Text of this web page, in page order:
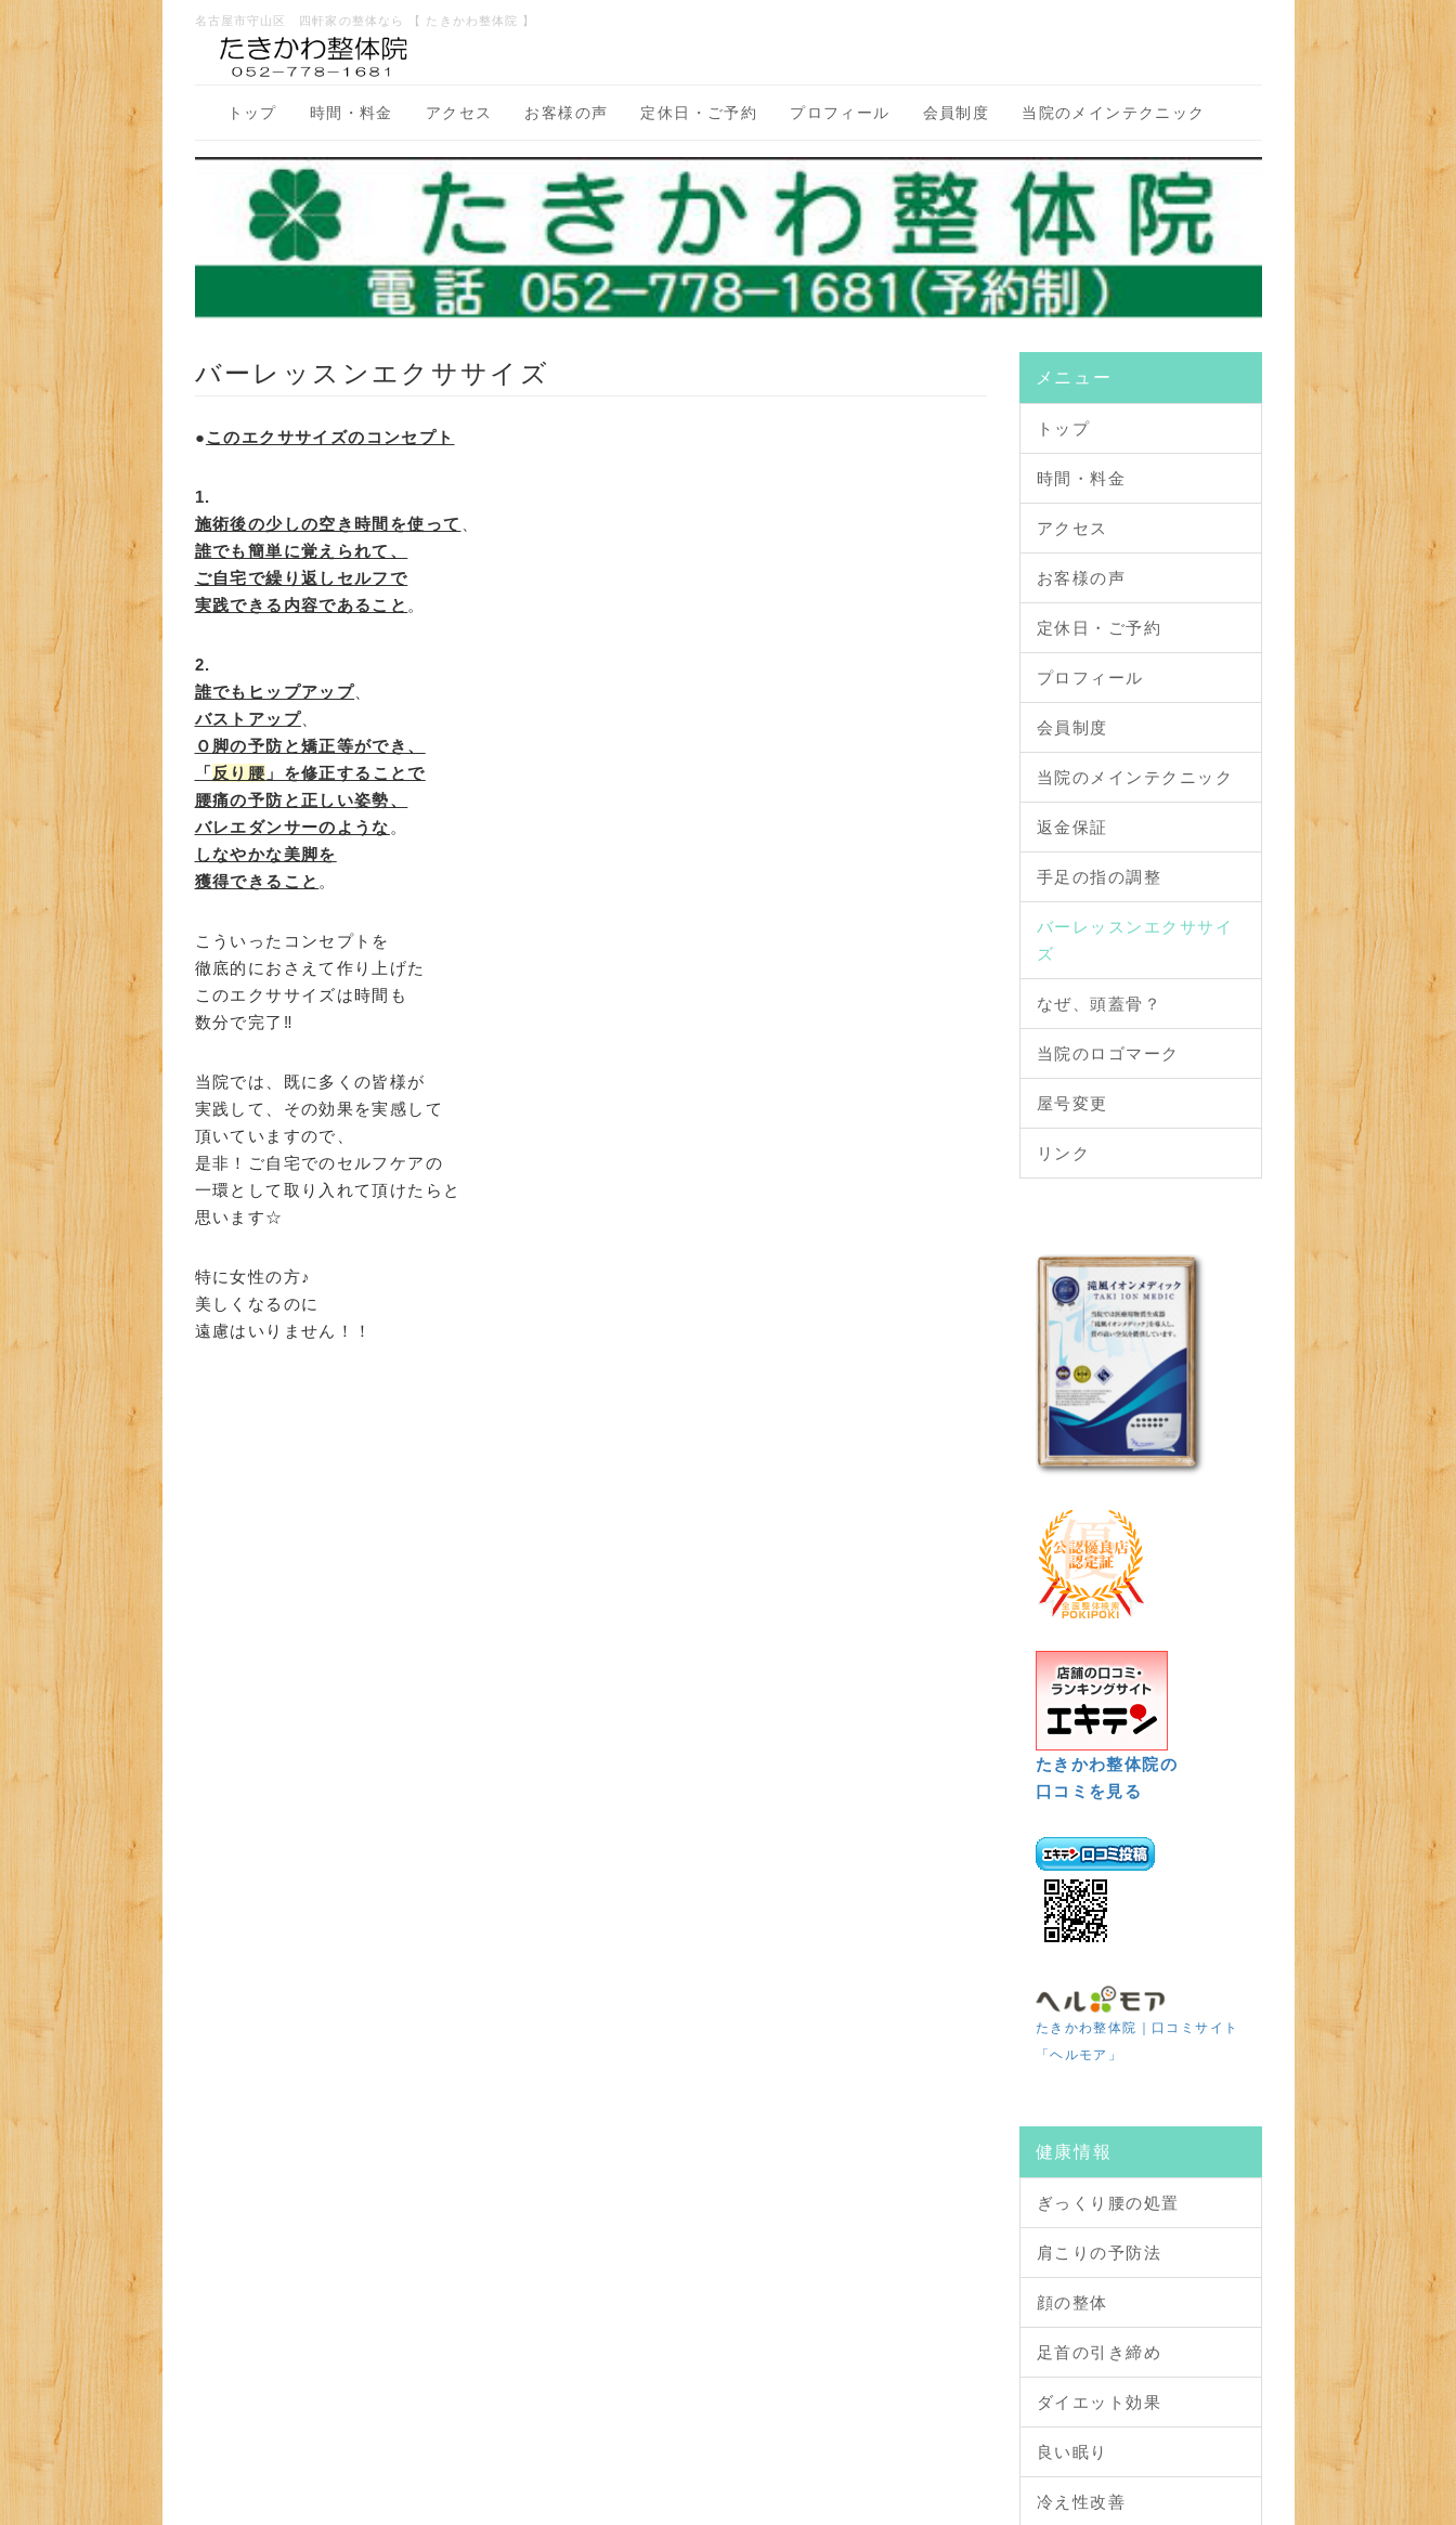
名古屋市守山区 四軒家の整体なら 【 たきかわ整体院 】
トップ 時間・料金 アクセス お客様の声 定休日・ご予約 プロフィール 会員制度 当院のメインテクニック
バーレッスンエクササイズ
●このエクササイズのコンセプト
1.
施術後の少しの空き時間を使って
誰でも簡単に覚えられて、
ご自宅で繰り返しセルフで
実践できる内容であること 。
2.
誰でもヒップアップ
バストアップ、
Ｏ脚の予防と矯正等ができ、
「 反り腰 」を修正することで
腰痛の予防と正しい姿勢、
バレエダンサーのような 。
しなやかな美脚を
獲得できること 。
こういったコンセプトを
徹底的におさえて作り上げた
このエクササイズは時間も
数分で完了‼
当院では、既に多くの皆様が
実践して、その効果を実感して
頂いていますので、
是非！ご自宅でのセルフケアの
一環として取り入れて頂けたらと
思います☆
特に女性の方♪
美しくなるのに
遠慮はいりません！！
メニュー
トップ
時間・料金
アクセス
お客様の声
定休日・ご予約
プロフィール
会員制度
当院のメインテクニック
返金保証
手足の指の調整
バーレッスンエクササイ
ズ
なぜ、頭蓋骨？
当院のロゴマーク
屋号変更
リンク
たきかわ整体院の
口コミを見る
たきかわ整体院｜口コミサイト
「ヘルモア」
健康情報
ぎっくり腰の処置
肩こりの予防法
顔の整体
足首の引き締め
ダイエット効果
良い眠り
冷え性改善